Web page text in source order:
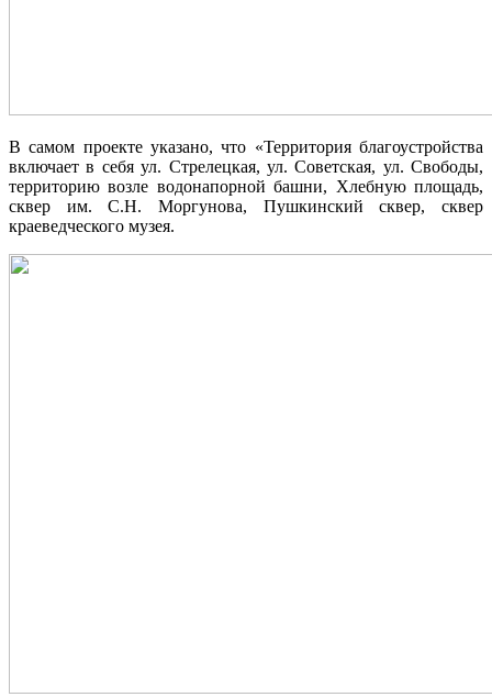
В самом проекте указано, что «Территория благоустройства
включает в себя ул. Стрелецкая, ул. Советская, ул. Свободы,
территорию возле водонапорной башни, Хлебную площадь,
сквер им. С.Н. Моргунова, Пушкинский сквер, сквер
краеведческого музея.